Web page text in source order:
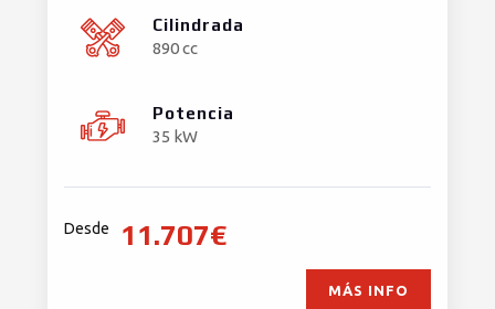
Cilindrada
890 cc
Potencia
35 kW
Desde 11.707€
MÁS INFO